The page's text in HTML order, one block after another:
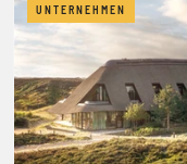
UNTERNEHMEN